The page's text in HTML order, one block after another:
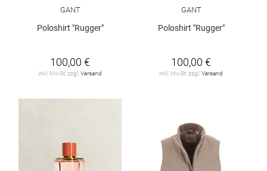
GANT
Poloshirt "Rugger"
100,00 €
inkl. MwSt. zzgl.Versand
GANT
Poloshirt "Rugger"
100,00 €
inkl. MwSt. zzgl.Versand